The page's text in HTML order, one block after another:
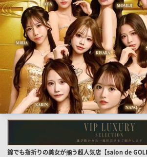
覧
用
画
像
店
錦でも指折りの美女が揃う超人気店【salon de